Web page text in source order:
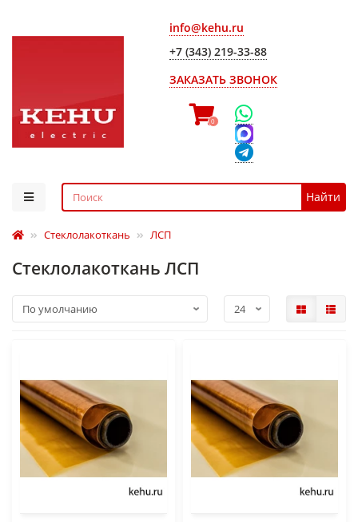
info@kehu.ru
+7 (343) 219-33-88
ЗАКАЗАТЬ ЗВОНОК
0
Найти
Стеклолакоткань ЛСП
Стеклолакоткань ЛСП